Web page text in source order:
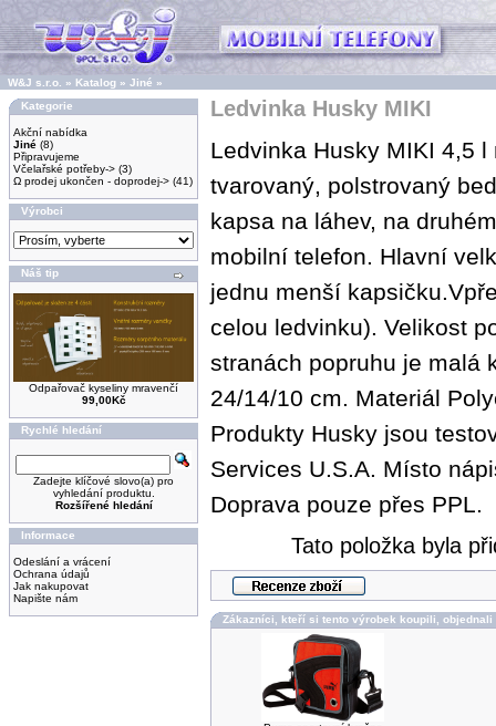
W&J s.r.o. » Katalog » Jiné »
Kategorie
Akční nabídka
Jiné (8)
Připravujeme
Včelařské potřeby-> (3)
Ω prodej ukončen - doprodej-> (41)
Výrobci
Náš tip
Odpařovač kyseliny mravenčí
99,00Kč
Rychlé hledání
Zadejte klíčové slovo(a) pro
vyhledání produktu.
Rozšířené hledání
Informace
Odeslání a vrácení
Ochrana údajů
Jak nakupovat
Napište nám
Ledvinka Husky MIKI
Ledvinka Husky MIKI 4,5
tvarovaný, polstrovaný
kapsa na láhev, na
mobilní telefon. Hlavní
jednu menší
celou ledvinku). Velikost
stranách popruhu je malá
24/14/10 cm. Materiál
Produkty Husky jsou
Services U.S.A. Místo
Doprava pouze přes PPL.
Tato položka byla
Zákazníci, kteří si tento výrobek koupili, objednali